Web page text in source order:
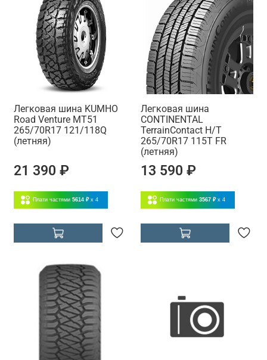
Легковая шина KUMHO
Road Venture MT51
265/70R17 121/118Q
(летняя)
21 390 ₽
Плати частями 5614 ₽ x 4
Легковая шина
CONTINENTAL
TerrainContact H/T
265/70R17 115T FR
(летняя)
13 590 ₽
Плати частями 3567 ₽ x 4